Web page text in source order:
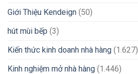
Giới Thiệu Kendeign (50)
hút mùi bếp (3)
Kiến thức kinh doanh nhà hàng (1.627)
Kinh nghiệm mở nhà hàng (1.446)